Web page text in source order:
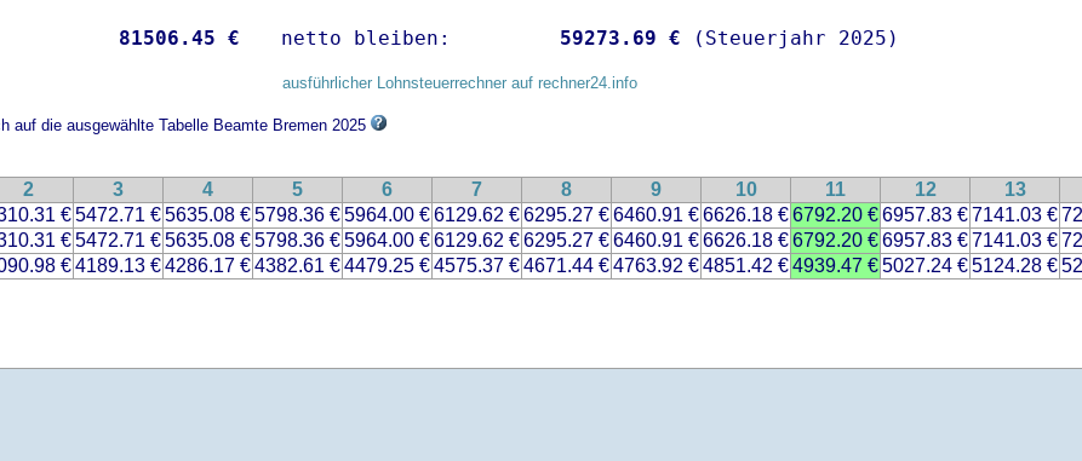
81506.45 € netto bleiben: 59273.69 € (Steuerjahr 2025)
ausführlicher Lohnsteuerrechner auf rechner24.info
auf die ausgewählte Tabelle Beamte Bremen 2025
2 3 4 5 6 7 8 9 10 11 12
13
€5472.71 €5635.08 €5798.36 €5964.00 €6129.62 €6295.27 €6460.91 €6626.18 €6792.20 €6957.83 €7141.03 €
€5472.71 €5635.08 €5798.36 €5964.00 €6129.62 €6295.27 €6460.91 €6626.18 €6792.20 €6957.83 €7141.03 €
€4189.13 €4286.17 €4382.61 €4479.25 €4575.37 €4671.44 €4763.92 €4851.42 €4939.47 €5027.24 €5124.28 €